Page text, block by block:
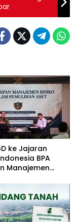
ke Jajaran
BPA
Manajemen
dan
AI